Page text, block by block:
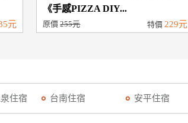
元
《手感PIZZA DIY...
原價255元 特價229元
住宿 台南住宿 安平住宿